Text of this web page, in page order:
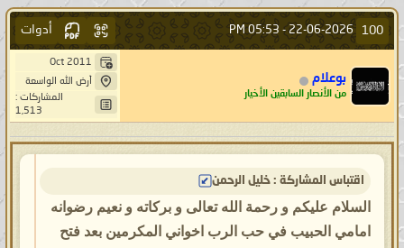
100
22-06-2026 -
05:53 PM أدوات
بوعلام
من الأنصار السابقين الأخيار
Oct 2011
أرض الله الواسعة
المشاركات :
1,513
اقتباس المشاركة : خليل الرحمن
السلام عليكم و رحمة الله تعالى و بركاته و نعيم رضوانه
امامي الحبيب في حب الرب اخواني المكرمين بعد فتح